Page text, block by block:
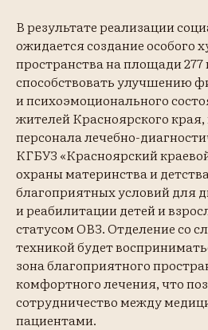
В результате реализации
ожидается создание особого
пространства на площади 277
способствовать улучшению
и психоэмоционального
жителей Красноярского
персонала лечебно-
КГБУЗ «Красноярский
охраны материнства и
благоприятных условий для
и реабилитации детей и
статусом ОВЗ. Отделение со
техникой будет
зона благоприятного
комфортного лечения, что
сотрудничество между
пациентами.